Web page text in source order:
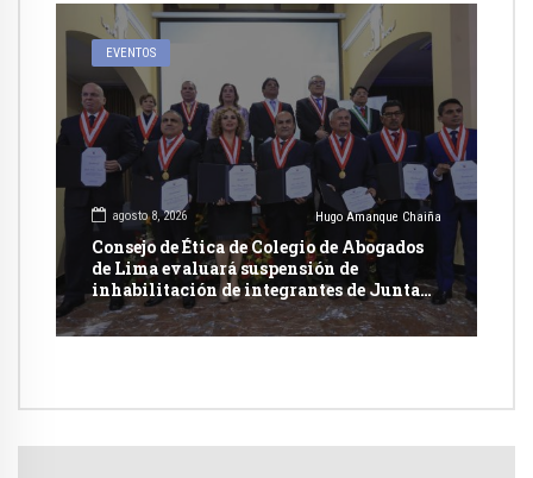
EVENTOS
agosto 8, 2026 Hugo Amanque Chaiña
Consejo de Ética de Colegio de Abogados
de Lima evaluará suspensión de
inhabilitación de integrantes de Junta
Nacional de Justicia